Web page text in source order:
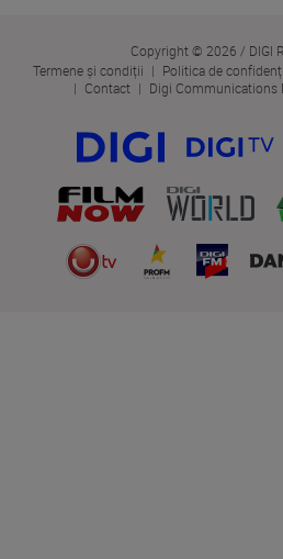
Copyright © 2026 / DIGI
Termene și condiții
Politica de
Contact
Digi Communications